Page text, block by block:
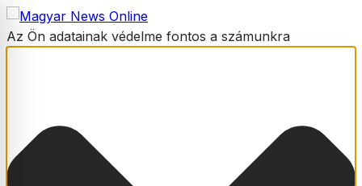
Az Ön adatainak védelme fontos a számunkra